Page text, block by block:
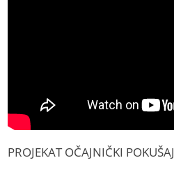
PROJEKAT OČAJNIČKI POKUŠAJ